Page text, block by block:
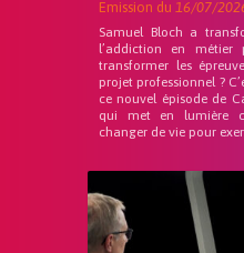
Emission du 16/07/
Samuel Bloch a
l’addiction en métier
transformer les
projet professionnel ?
ce nouvel épisode de
qui met en lumière
changer de vie pour